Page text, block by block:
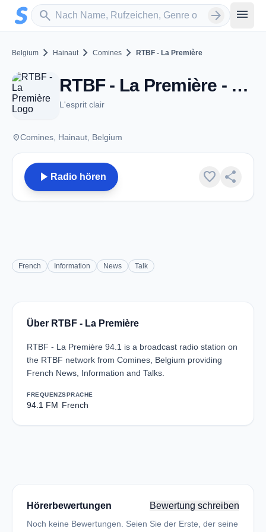
Zum Hauptinhalt springen
search
Sender suchen arrow_forward menu
Belgium chevron_right Hainaut chevron_right Comines chevron_right RTBF - La Première
RTBF - La Première - FM 94.1 - Comines
L'esprit clair
placeComines, Hainaut, Belgium
play_arrow Radio hören favorite share
French Information News Talk
Über RTBF - La Première
RTBF - La Première 94.1 is a broadcast radio station on
the RTBF network from Comines, Belgium providing
French News, Information and Talks.
FREQUENZ
94.1 FM
SPRACHE
French
Hörerbewertungen Bewertung schreiben
Noch keine Bewertungen. Seien Sie der Erste, der seine